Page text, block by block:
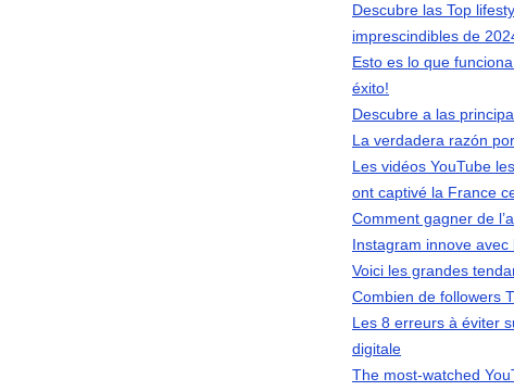
Descubre las Top
imprescindibles de
Esto es lo que
éxito!
Descubre a las
La verdadera razón
Les vidéos YouTube
ont captivé la France
Comment gagner de
Instagram innove avec
Voici les grandes
Combien de followers
Les 8 erreurs à éviter
digitale
The most-watched